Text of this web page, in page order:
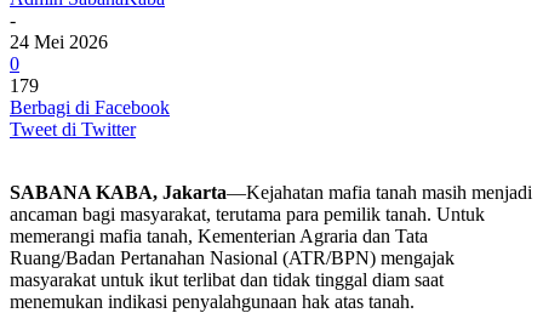
-
24 Mei 2026
0
179
Berbagi di Facebook
Tweet di Twitter
SABANA KABA, Jakarta—Kejahatan mafia tanah masih menjadi
ancaman bagi masyarakat, terutama para pemilik tanah. Untuk
memerangi mafia tanah, Kementerian Agraria dan Tata
Ruang/Badan Pertanahan Nasional (ATR/BPN) mengajak
masyarakat untuk ikut terlibat dan tidak tinggal diam saat
menemukan indikasi penyalahgunaan hak atas tanah.